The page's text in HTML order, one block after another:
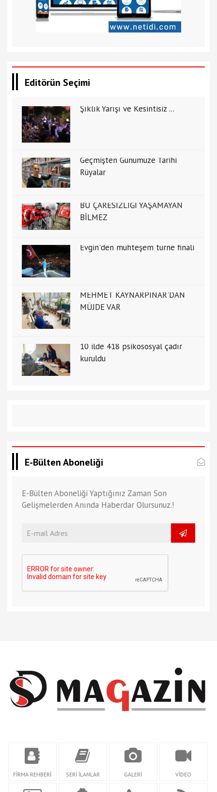
Editörün Seçimi
Şıklık Yarışı ve Kesintisiz ...
Geçmişten Günümüze Tarihi
Rüyalar
BU ÇARESİZLİĞİ YAŞAMAYAN
BİLMEZ
Evgin'den muhteşem turne finali
MEHMET KAYNARPINAR'DAN
MÜJDE VAR
10 ilde 418 psikososyal çadır
kuruldu
E-Bülten Aboneliği
E-Bülten Aboneliği Yaptığınız Zaman Son
Gelişmelerden Anında Haberdar Olursunuz.!
FİRMA REHBERİ SERİ İLANLAR GALERİ VİDEO